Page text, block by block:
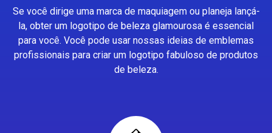
Se você dirige uma marca de maquiagem ou planeja lançá-
la, obter um logotipo de beleza glamourosa é essencial
para você. Você pode usar nossas ideias de emblemas
profissionais para criar um logotipo fabuloso de produtos
de beleza.